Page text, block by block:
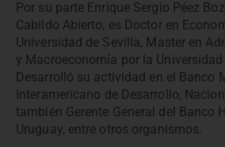
Por su parte Enrique Sergio Péez
Cabildo Abierto, es Doctor en
Universidad de Sevilla, Master en
y Macroeconomía por la
Desarrolló su actividad en el Banco
Interamericano de Desarrollo,
también Gerente General del Banco
Uruguay, entre otros organismos.